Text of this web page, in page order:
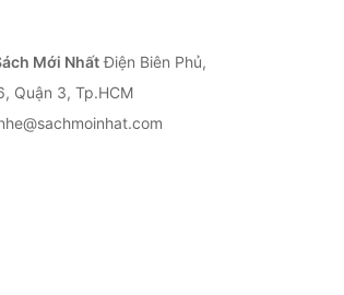
Mới NhấtĐiện Biên Phủ,
Quận 3, Tp.HCM